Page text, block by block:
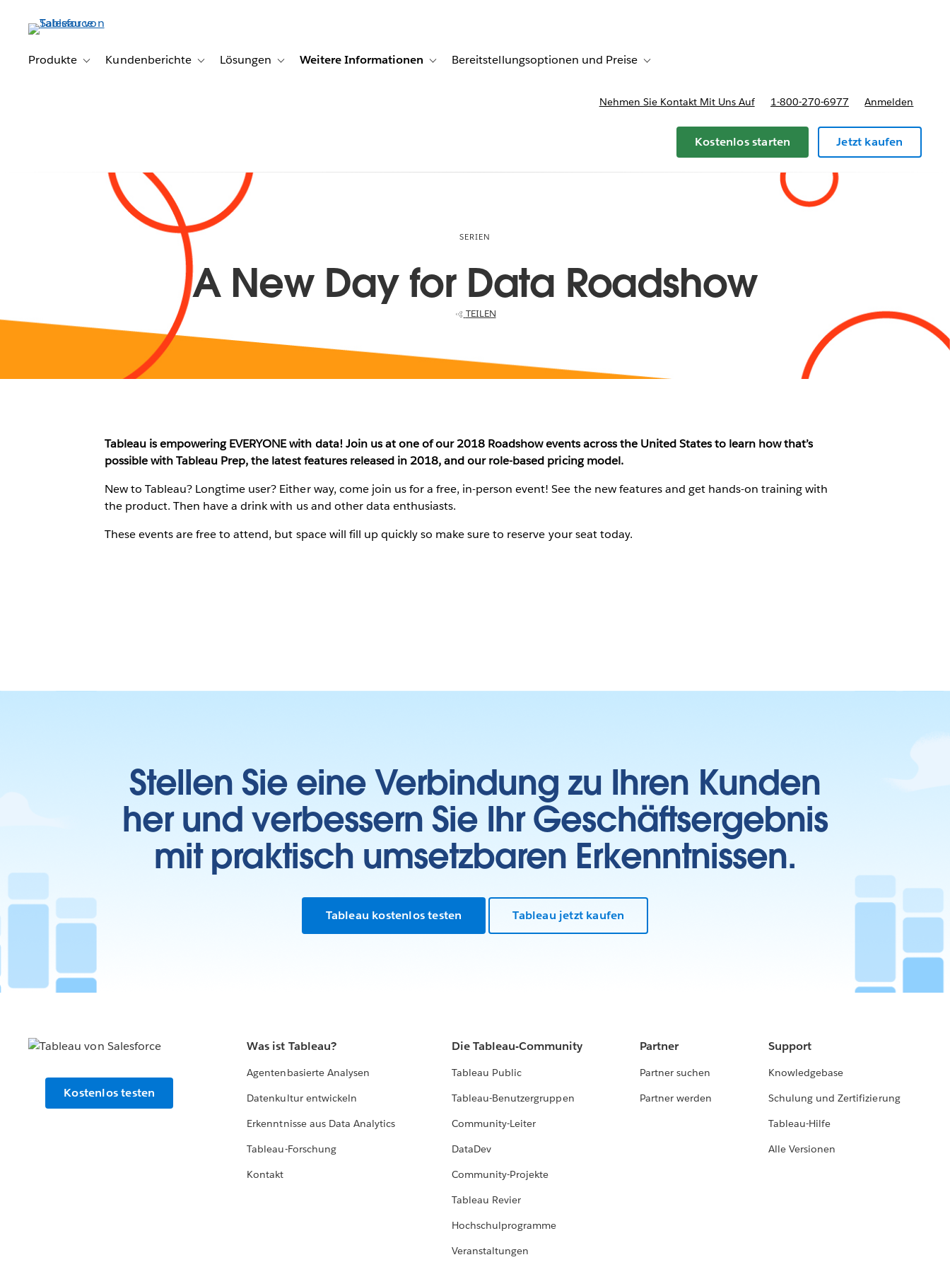
Produkte
Toggle sub-navigation for Produkte
Kundenberichte Toggle sub-navigation for Kundenberichte
Lösungen Toggle sub-navigation for Lösungen
Weitere Informationen Toggle sub-navigation for Weitere Informationen
Bereitstellungsoptionen und Preise Toggle sub-navigation for Bereitstellungsoptionen und Preise
Nehmen Sie Kontakt Mit Uns Auf 1-800-270-6977 Anmelden
Kostenlos starten Jetzt kaufen
SERIEN
A New Day for Data Roadshow
TEILEN
Tableau is empowering EVERYONE with data! Join us at one of our 2018 Roadshow events across the United States to learn how that’s
possible with Tableau Prep, the latest features released in 2018, and our role-based pricing model.
New to Tableau? Longtime user? Either way, come join us for a free, in-person event! See the new features and get hands-on training with
the product. Then have a drink with us and other data enthusiasts.
These events are free to attend, but space will fill up quickly so make sure to reserve your seat today.
Stellen Sie eine Verbindung zu Ihren Kunden
her und verbessern Sie Ihr Geschäftsergebnis
mit praktisch umsetzbaren Erkenntnissen.
Tableau kostenlos testen Tableau jetzt kaufen
Kostenlos testen
Was ist Tableau?
Agentenbasierte Analysen
Datenkultur entwickeln
Erkenntnisse aus Data Analytics
Tableau-Forschung
Kontakt
Die Tableau-Community
Tableau Public
Tableau-Benutzergruppen
Community-Leiter
DataDev
Community-Projekte
Tableau Revier
Hochschulprogramme
Veranstaltungen
Partner
Partner suchen
Partner werden
Support
Knowledgebase
Schulung und Zertifizierung
Tableau-Hilfe
Alle Versionen